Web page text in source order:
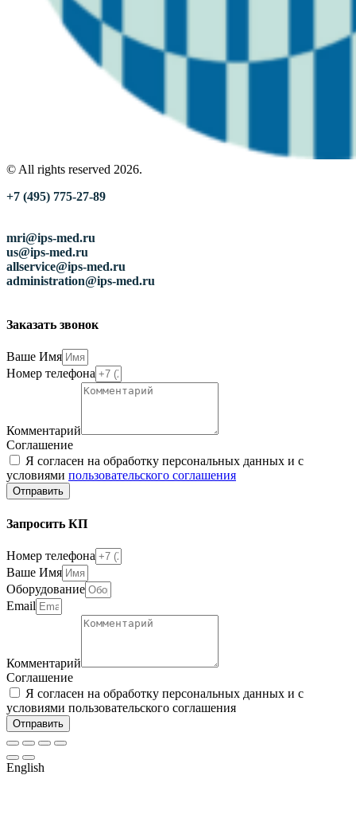
© All rights reserved 2026.
+7 (495) 775-27-89
mri@ips-med.ru
us@ips-med.ru
allservice@ips-med.ru
administration@ips-med.ru
Заказать звонок
Ваше Имя
Номер телефона
Комментарий
Соглашение
Я согласен на обработку персональных данных и с
условиями пользовательского соглашения
Отправить
Запросить КП
Номер телефона
Ваше Имя
Оборудование
Email
Комментарий
Соглашение
Я согласен на обработку персональных данных и с
условиями пользовательского соглашения
Отправить
English